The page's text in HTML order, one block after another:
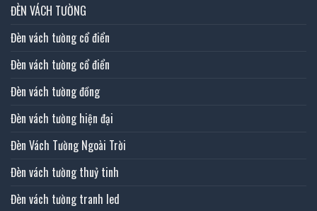
ĐÈN VÁCH TƯỜNG
Đèn vách tường cổ điển
Đèn vách tường cổ điển
Đèn vách tường đồng
Đèn vách tường hiện đại
Đèn Vách Tường Ngoài Trời
Đèn vách tường thuỷ tinh
Đèn vách tường tranh led